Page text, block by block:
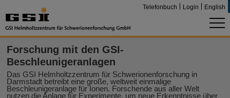
Telefonbuch Login English
Forschung mit den GSI-
Beschleunigeranlagen
Das GSI Helmholtzzentrum für Schwerionenforschung in
Darmstadt betreibt eine große, weltweit einmalige
Beschleunigeranlage für Ionen. Forschende aus aller Welt
nutzen die Anlage für Experimente, um neue Erkenntnisse über